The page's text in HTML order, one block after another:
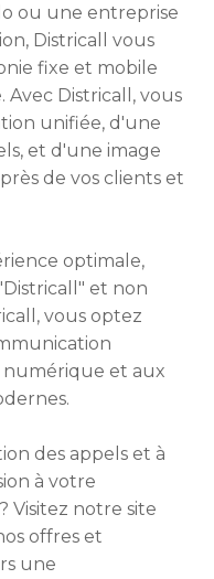
ou une entreprise
Districall vous
fixe et mobile
Districall, vous
unifiée, d'une
et d'une image
de vos clients et
optimale,
et non
vous optez
numérique et aux
des appels et à
à votre
Visitez notre site
offres et
une